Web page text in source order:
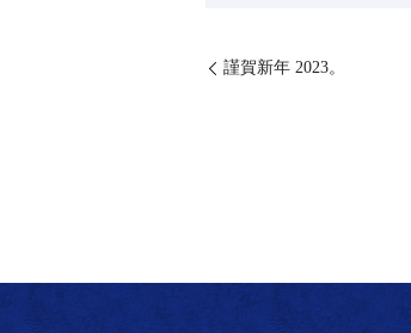
⁡謹賀新年 2023。